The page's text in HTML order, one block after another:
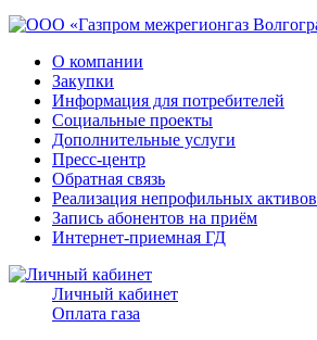
О компании
Закупки
Информация для потребителей
Социальные проекты
Дополнительные услуги
Пресс-центр
Обратная связь
Реализация непрофильных активов
Запись абонентов на приём
Интернет-приемная ГД
Личный кабинет
Оплата газа